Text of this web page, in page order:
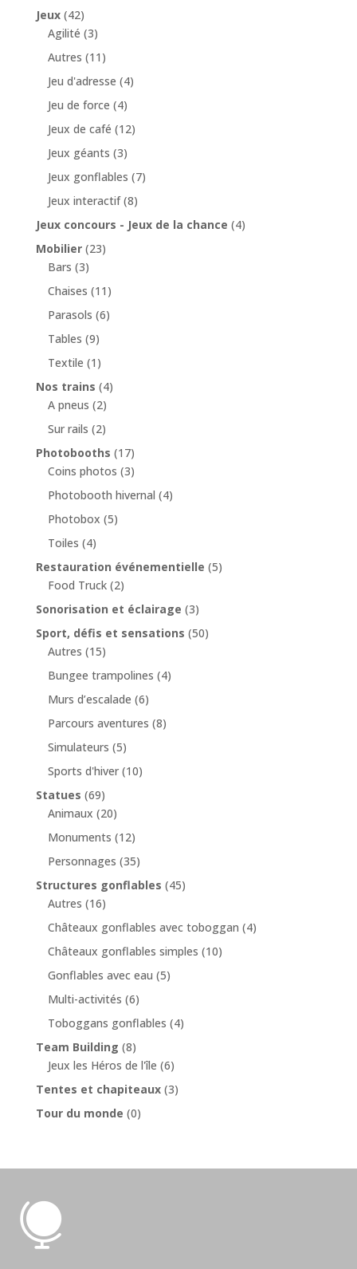
Jeux (42)
Agilité (3)
Autres (11)
Jeu d'adresse (4)
Jeu de force (4)
Jeux de café (12)
Jeux géants (3)
Jeux gonflables (7)
Jeux interactif (8)
Jeux concours - Jeux de la chance (4)
Mobilier (23)
Bars (3)
Chaises (11)
Parasols (6)
Tables (9)
Textile (1)
Nos trains (4)
A pneus (2)
Sur rails (2)
Photobooths (17)
Coins photos (3)
Photobooth hivernal (4)
Photobox (5)
Toiles (4)
Restauration événementielle (5)
Food Truck (2)
Sonorisation et éclairage (3)
Sport, défis et sensations (50)
Autres (15)
Bungee trampolines (4)
Murs d’escalade (6)
Parcours aventures (8)
Simulateurs (5)
Sports d'hiver (10)
Statues (69)
Animaux (20)
Monuments (12)
Personnages (35)
Structures gonflables (45)
Autres (16)
Châteaux gonflables avec toboggan (4)
Châteaux gonflables simples (10)
Gonflables avec eau (5)
Multi-activités (6)
Toboggans gonflables (4)
Team Building (8)
Jeux les Héros de l'île (6)
Tentes et chapiteaux (3)
Tour du monde (0)
